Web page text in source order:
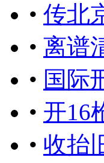
• 传北
• 离谱
• 国际
• 开16
• 收抬